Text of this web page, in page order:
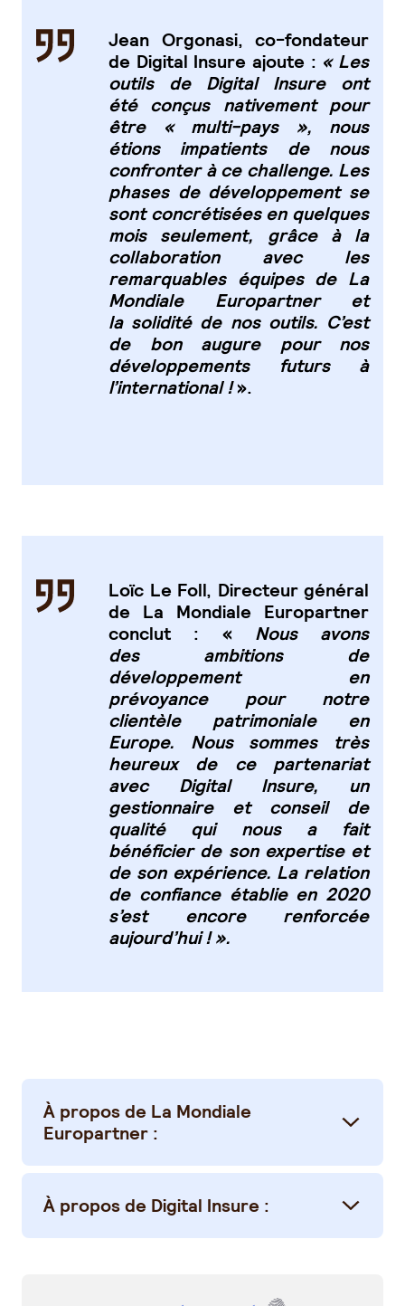
Jean Orgonasi, co-fondateur
de Digital Insure ajoute : « Les
outils de Digital Insure ont
été conçus nativement pour
être « multi-pays », nous
étions impatients de nous
confronter à ce challenge. Les
phases de développement se
sont concrétisées en quelques
mois seulement, grâce à la
collaboration avec les
remarquables équipes de La
Mondiale Europartner et
la solidité de nos outils. C’est
de bon augure pour nos
développements futurs à
l’international !».
Loïc Le Foll, Directeur général
de La Mondiale Europartner
conclut : « Nous avons
des ambitions de
développement en
prévoyance pour notre
clientèle patrimoniale en
Europe. Nous sommes très
heureux de ce partenariat
avec Digital Insure, un
gestionnaire et conseil de
qualité qui nous a fait
bénéficier de son expertise et
de son expérience. La relation
de confiance établie en 2020
s’est encore renforcée
aujourd’hui ! ».
À propos de La Mondiale
Europartner :
À propos de Digital Insure :